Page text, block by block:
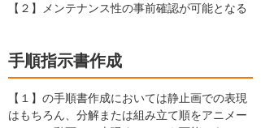
【２】メンテナンス性の事前確認が可能となる
手順指示書作成
【１】の手順書作成においては静止画での表現
はもちろん、分解または組み立て順をアニメー